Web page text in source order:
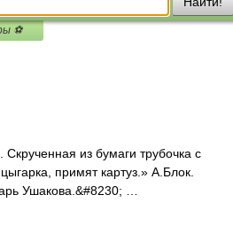
⚽
из бумаги трубочка с
примят картуз.» А.Блок.
Ушакова.&#8230; …